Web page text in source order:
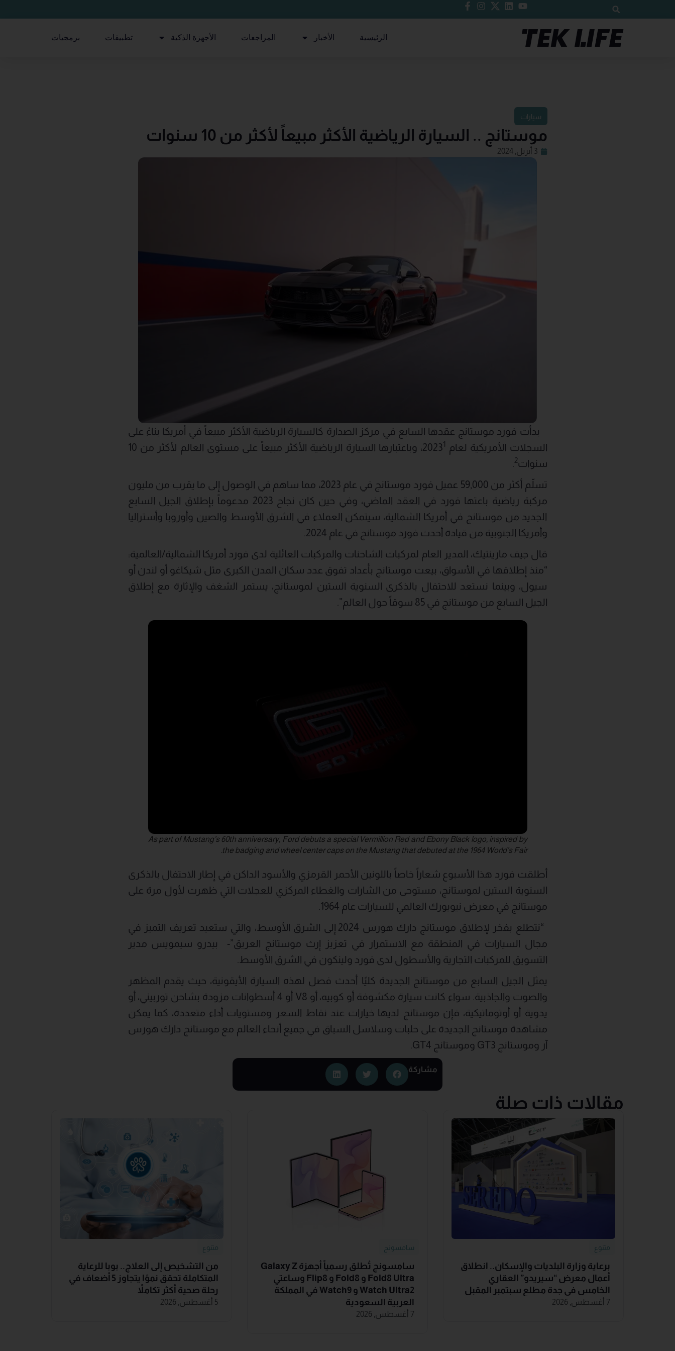
الرئيسية الأخبار المراجعات الأجهزة الذكية تطبيقات برمجيات
سيارات
موستانج .. السيارة الرياضية الأكثر مبيعاً لأكثر من 10 سنوات
3 أبريل, 2024
بدأت فورد موستانج عقدها السابع في مركز الصدارة كالسيارة الرياضية الأكثر مبيعاً في أمريكا بناءً على
السجلات الأمريكية لعام 2023
1
، وباعتبارها السيارة الرياضية الأكثر مبيعاً على مستوى العالم لأكثر من 10
سنوات2
تسلّم أكثر من 59,000 عميل فورد موستانج في عام 2023، مما ساهم في الوصول إلى ما يقرب من مليون
مركبة رياضية باعتها فورد في العقد الماضي، وفي حين كان نجاح 2023 مدعوماً بإطلاق الجيل السابع
الجديد من موستانج في أمريكا الشمالية، سيتمكن العملاء في الشرق الأوسط والصين وأوروبا وأستراليا
وأمريكا الجنوبية من قيادة أحدث فورد موستانج في عام 2024.
قال جيف مارينتيك، المدير العام لمركبات الشاحنات والمركبات العائلية لدى فورد أمريكا الشمالية/العالمية:
“منذ إطلاقها في الأسواق، بيعت موستانج بأعداد تفوق عدد سكان المدن الكبرى مثل شيكاغو أو لندن أو
سيول، وبينما نستعد للاحتفال بالذكرى السنوية الستين لموستانج، يستمر الشغف والإثارة مع إطلاق
الجيل السابع من موستانج في 85 سوقاً حول العالم”.
As part of Mustang’s 60th anniversary, Ford debuts a special Vermillion Red and Ebony Black logo, inspired by
the badging and wheel center caps on the Mustang that debuted at the 1964 World’s Fair.
أطلقت فورد هذا الأسبوع شعاراً خاصاً باللونين الأحمر القرمزي والأسود الداكن في إطار الاحتفال بالذكرى
السنوية الستين لموستانج، مستوحى من الشارات والغطاء المركزي للعجلات التي ظهرت لأول مرة على
موستانج في معرض نيويورك العالمي للسيارات عام 1964.
“نتطلع بفخر لإطلاق موستانج دارك هورس 2024 إلى الشرق الأوسط، والتي ستعيد تعريف التميز في
مجال السيارات في المنطقة مع الاستمرار في تعزيز إرث موستانج العريق”- بيدرو سيمويس مدير
التسويق للمركبات التجارية والأسطول لدى فورد ولينكون في الشرق الأوسط.
يمثل الجيل السابع من موستانج الجديدة كليًا أحدث فصل لهذه السيارة الأيقونية، حيث يقدم المظهر
والصوت والجاذبية. سواء كانت سيارة مكشوفة أو كوبيه، أو V8 أو 4 أسطوانات مزودة بشاحن توربيني، أو
يدوية أو أوتوماتيكية، فإن موستانج لديها خيارات عند نقاط السعر ومستويات أداء متعددة، كما يمكن
مشاهدة موستانج الجديدة على حلبات وسلاسل السباق في جميع أنحاء العالم مع موستانج دارك هورس
آر وموستانج GT3 وموستانج GT4.
مشاركة
مقالات ذات صلة
متنوع
برعاية وزارة البلديات والإسكان.. انطلاق
أعمال معرض “سيريدو” العقاري
الخامس في جدة مطلع سبتمبر المقبل
7 أغسطس, 2026
سامسونج
سامسونج تُطلق رسمياً أجهزة Galaxy Z
Fold8 Ultra و Fold8 و Flip8 وساعتي
Watch Ultra2 و Watch9 في المملكة
العربية السعودية
7 أغسطس, 2026
متنوع
من التشخيص إلى العلاج.. بوبا للرعاية
المتكاملة تحقق نموًا يتجاوز 5 أضعاف في
رحلة صحية أكثر تكاملاً
5 أغسطس, 2026